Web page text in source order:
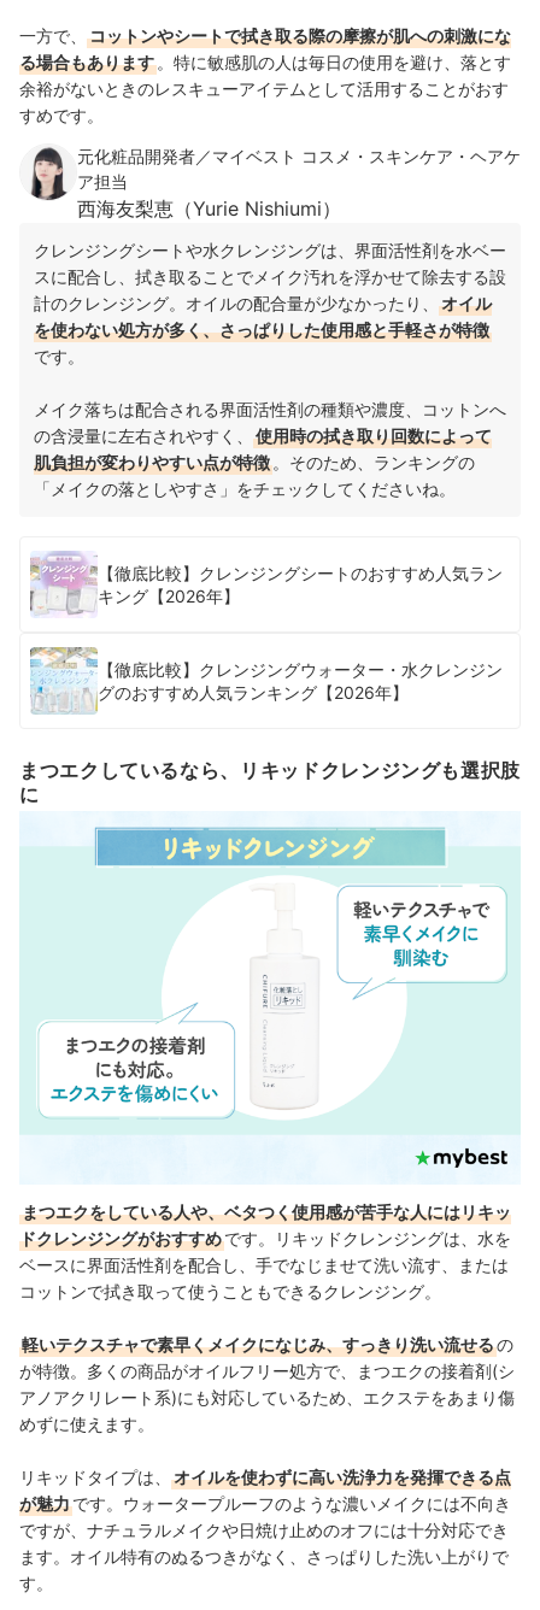
一方で、
コットンやシートで拭き取る際の摩擦が肌への刺激にな
る場合もあります 。特に敏感肌の人は毎日の使用を避け、落とす
余裕がないときのレスキューアイテムとして活用することがおす
すめです。
元化粧品開発者／マイベスト コスメ・スキンケア・ヘアケ
ア担当
西海友梨恵（Yurie Nishiumi）
クレンジングシートや水クレンジングは、界面活性剤を水ベー
スに配合し、拭き取ることでメイク汚れを浮かせて除去する設
計のクレンジング。オイルの配合量が少なかったり、
オイル
を使わない処方が多く、さっぱりした使用感と手軽さが特徴
です。
メイク落ちは配合される界面活性剤の種類や濃度、コットンへ
の含浸量に左右されやすく、
使用時の拭き取り回数によって
肌負担が変わりやすい点が特徴 。そのため、ランキングの
「メイクの落としやすさ」をチェックしてくださいね。
【徹底比較】クレンジングシートのおすすめ人気ラン
キング【2026年】
【徹底比較】クレンジングウォーター・水クレンジン
グのおすすめ人気ランキング【2026年】
まつエクしているなら、リキッドクレンジングも選択肢
に
まつエクをしている人や、ベタつく使用感が苦手な人にはリキッ
ドクレンジングがおすすめです。リキッドクレンジングは、水を
ベースに界面活性剤を配合し、手でなじませて洗い流す、または
コットンで拭き取って使うこともできるクレンジング。
軽いテクスチャで素早くメイクになじみ、すっきり洗い流せるの
が特徴。多くの商品がオイルフリー処方で、まつエクの接着剤(シ
アノアクリレート系)にも対応しているため、エクステをあまり傷
めずに使えます。
リキッドタイプは、
オイルを使わずに高い洗浄力を発揮できる点
が魅力です。ウォータープルーフのような濃いメイクには不向き
ですが、ナチュラルメイクや日焼け止めのオフには十分対応でき
ます。オイル特有のぬるつきがなく、さっぱりした洗い上がりで
す。